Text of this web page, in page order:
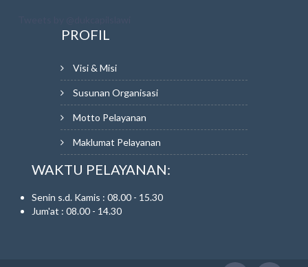
PROFIL
Visi & Misi
Susunan Organisasi
Motto Pelayanan
Maklumat Pelayanan
WAKTU PELAYANAN:
Senin s.d. Kamis : 08.00 - 15.30
Jum'at : 08.00 - 14.30